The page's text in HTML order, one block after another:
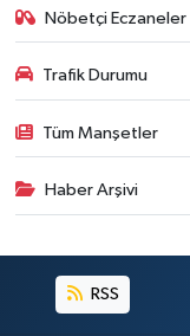
Nöbetçi Eczaneler
Trafik Durumu
Tüm Manşetler
Haber Arşivi
RSS